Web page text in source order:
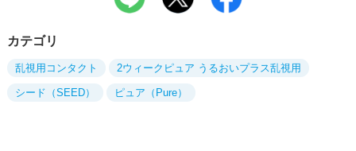
カテゴリ
乱視用コンタクト 2ウィークピュア うるおいプラス乱視用
シード（SEED） ピュア（Pure）